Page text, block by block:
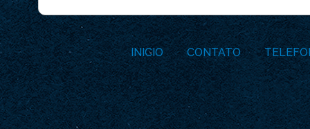
INICIO CONTATO